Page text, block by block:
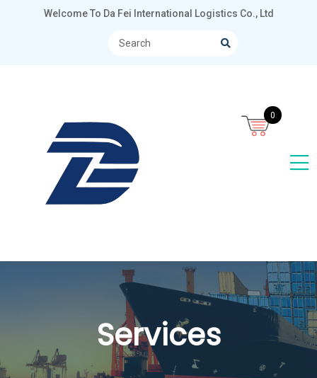
Welcome To Da Fei International Logistics Co., Ltd
Services
0